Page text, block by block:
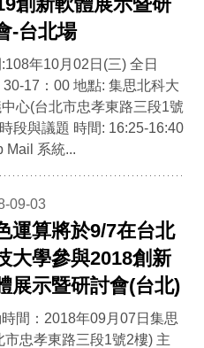
-台北場
年10月02日(三) 全日
30-17：00 地點: 集思北科大
心(台北市忠孝東路三段1號
段與議題 時間: 16:25-16:40
Mail 系統...
09-03
運算將於9/7在台北
大學參與2018創新
展示暨研討會(台北)
間：2018年09月07日集思
忠孝東路三段1號2樓) 主